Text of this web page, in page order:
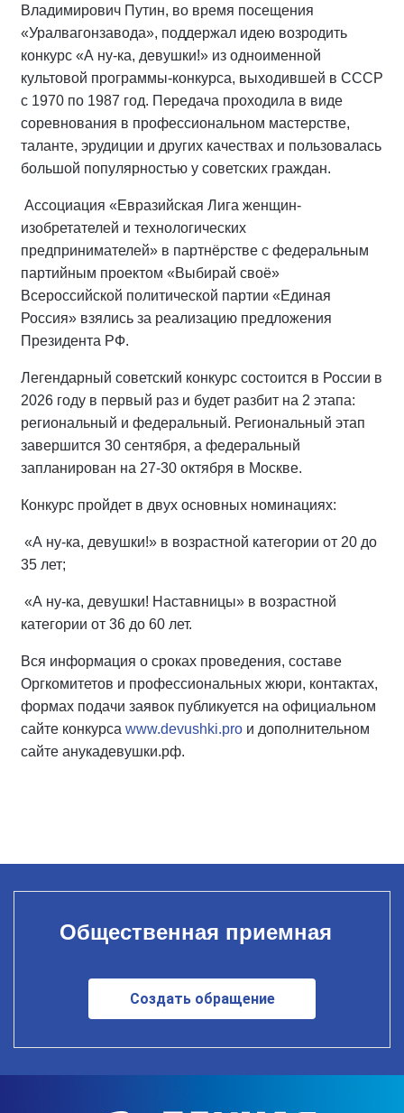
Владимирович Путин, во время посещения
«Уралвагонзавода», поддержал идею возродить
конкурс «А ну-ка, девушки!» из одноименной
культовой программы-конкурса, выходившей в СССР
с 1970 по 1987 год. Передача проходила в виде
соревнования в профессиональном мастерстве,
таланте, эрудиции и других качествах и пользовалась
большой популярностью у советских граждан.
Ассоциация «Евразийская Лига женщин-
изобретателей и технологических
предпринимателей» в партнёрстве с федеральным
партийным проектом «Выбирай своё»
Всероссийской политической партии «Единая
Россия» взялись за реализацию предложения
Президента РФ.
Легендарный советский конкурс состоится в России в
2026 году в первый раз и будет разбит на 2 этапа:
региональный и федеральный. Региональный этап
завершится 30 сентября, а федеральный
запланирован на 27-30 октября в Москве.
Конкурс пройдет в двух основных номинациях:
«А ну-ка, девушки!» в возрастной категории от 20 до
35 лет;
«А ну-ка, девушки! Наставницы» в возрастной
категории от 36 до 60 лет.
Вся информация о сроках проведения, составе
Оргкомитетов и профессиональных жюри, контактах,
формах подачи заявок публикуется на официальном
сайте конкурса www.devushki.pro и дополнительном
сайте анукадевушки.рф.
Общественная приемная
Создать обращение